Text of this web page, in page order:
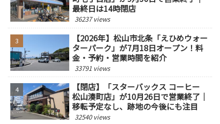
最終日は14時閉店
36237 views
【2026年】松山市北条「えひめウォー
ターパーク」が7月18日オープン！料
金・予約・営業時間を紹介
33791 views
【閉店】「スターバックス コーヒー
松山湊町店」が10月26日で営業終了｜
移転予定なし、跡地の今後にも注目
32540 views